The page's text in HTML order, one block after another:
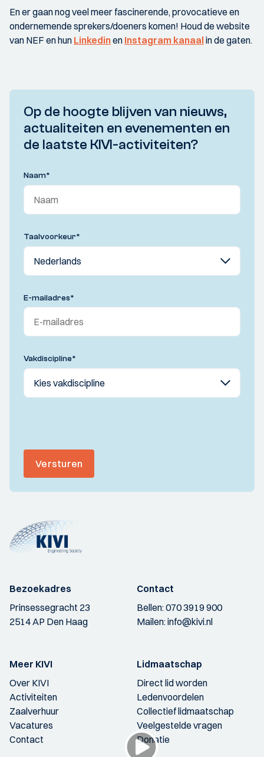
En er gaan nog veel meer fascinerende, provocatieve en
ondernemende sprekers/doeners komen! Houd de website
van NEF en hun Linkedin en Instagram kanaal in de gaten.
Op de hoogte blijven van nieuws,
actualiteiten en evenementen en
de laatste KIVI-activiteiten?
Naam*
Taalvoorkeur*
E-mailadres*
Vakdiscipline*
Versturen
Bezoekadres
Prinsessegracht 23
2514 AP Den Haag
Contact
Bellen:070 3919 900
Mailen:info@kivi.nl
Meer KIVI
Over KIVI
Activiteiten
Zaalverhuur
Vacatures
Contact
Lidmaatschap
Direct lid worden
Ledenvoordelen
Collectief lidmaatschap
Veelgestelde vragen
Donatie